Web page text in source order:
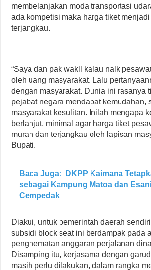
membelanjakan moda transportasi
ada kompetisi maka harga tiket
terjangkau.
“Saya dan pak wakil kalau naik
oleh uang masyarakat. Lalu
dengan masyarakat. Dunia ini rasanya
pejabat negara mendapat kemudahan,
masyarakat kesulitan. Inilah mengapa
berlanjut, minimal agar harga tiket
murah dan terjangkau oleh lapisan
Bupati.
Baca Juga:
DKPP Kaimana
sebagai Kampung Matoa dan
Cempedak
Diakui, untuk pemerintah daerah
subsidi block seat ini berdampak pada
penghematan anggaran perjalanan
Disamping itu, kerjasama dengan
masih perlu dilakukan, dalam rangka